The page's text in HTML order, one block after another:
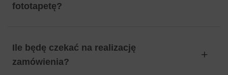
fototapetę?
Ile będę czekać na realizację
zamówienia?